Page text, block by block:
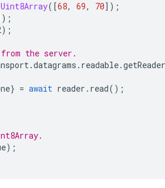
Uint8Array([68, 69, 70]);
);
);
from the server.
.datagrams . readable.getReader
} = await reader . read();
);